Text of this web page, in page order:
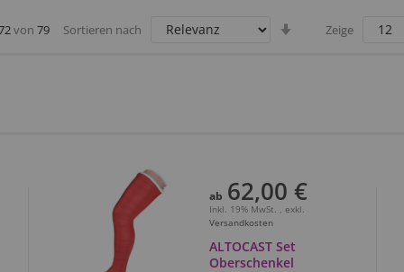
von 79 Sortieren nach
Aufsteigend
sortieren
Zeige
ab 62,00 €
Inkl. 19% MwSt. , exkl.
Versandkosten
ALTOCAST Set
Oberschenkel